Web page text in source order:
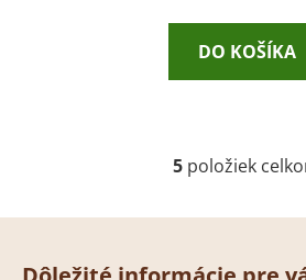
DO KOŠÍKA
O
l
d
5 položiek